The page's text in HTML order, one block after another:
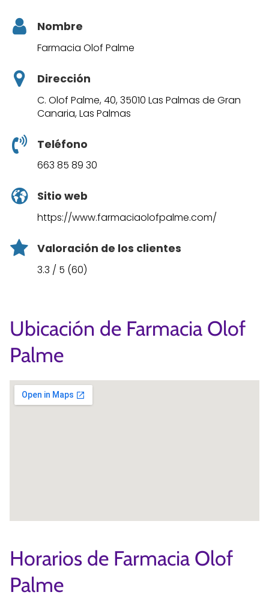
Nombre
Farmacia Olof Palme
Dirección
C. Olof Palme, 40, 35010 Las Palmas de Gran
Canaria, Las Palmas
Teléfono
663 85 89 30
Sitio web
https://www.farmaciaolofpalme.com/
Valoración de los clientes
3.3 / 5 (60)
Ubicación de Farmacia Olof
Palme
Horarios de Farmacia Olof
Palme